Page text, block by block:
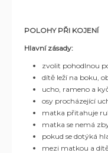
POLOHY PŘI KOJENÍ
Hlavní zásady:
zvolit pohodlnou
dítě leží na boku,
ucho, rameno a
osy procházející
matka přitahuje
matka se nemá
pokud se dotýká
mezi matkou a